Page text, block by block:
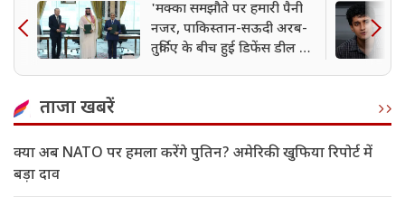
'मक्का समझौते पर हमारी पैनी
नजर, पाकिस्तान-सऊदी अरब-
तुर्किए के बीच हुई डिफेंस डील पर
ताजा खबरें
क्या अब NATO पर हमला करेंगे पुतिन? अमेरिकी खुफिया रिपोर्ट में
बड़ा दाव